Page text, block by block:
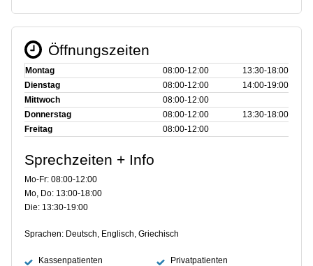
Öffnungszeiten
Montag 08:00‑12:00
13:30‑18:00
Dienstag
08:00‑12:00
14:00‑19:00
Mittwoch
08:00‑12:00
Donnerstag
08:00‑12:00
13:30‑18:00
Freitag
08:00‑12:00
Sprechzeiten + Info
Mo-Fr: 08:00-12:00
Mo, Do: 13:00-18:00
Die: 13:30-19:00
Sprachen: Deutsch, Englisch, Griechisch
Kassenpatienten Privatpatienten